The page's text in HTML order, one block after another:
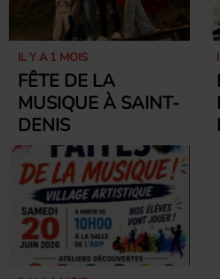
IL Y A 1 MOIS
FÊTE DE LA
MUSIQUE À SAINT-
DENIS